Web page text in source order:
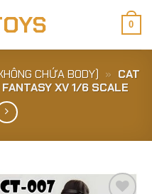
0
CHỨA BODY) » CAT
XV 1/6 SCALE